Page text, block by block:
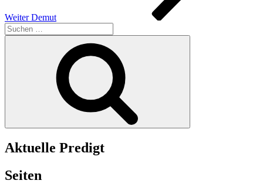
Weiter Demut
Suchen
nach:
Aktuelle Predigt
Seiten